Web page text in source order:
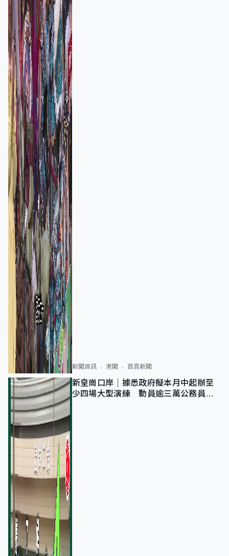
新聞資訊 港聞 首頁新聞
新皇崗口岸｜據悉政府擬本月中起辦至
少四場大型演練 動員逾三萬公務員人